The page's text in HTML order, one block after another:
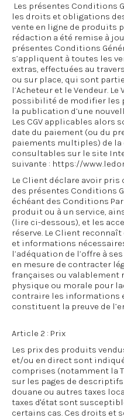
Les présentes Conditions
les droits et obligations
vente en ligne de produits
rédaction a été remise à
présentes Conditions
s’appliquent à toutes les
extras, effectuées au
ou sur place, qui sont
l’Acheteur et le Vendeur. Le
possibilité de modifier les
la publication d’une
Les CGV applicables alors
date du paiement (ou du
paiements multiples) de la
consultables sur le site
suivante : https://
Le Client déclare avoir pris
des présentes Conditions
échéant des Conditions
produit ou à un service,
(lire ci-dessous), et les
réserve. Le Client
et informations
l’adéquation de l’offre à
en mesure de contracter
françaises ou valablement
physique ou morale pour
contraire les informations
constituent la preuve de
Article 2 : Prix
Les prix des produits
et/ou en direct sont
comprises (notamment la
sur les pages de
douane ou autres taxes
taxes d'état sont
certains cas. Ces droits et